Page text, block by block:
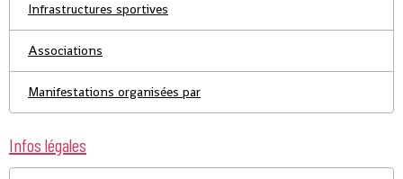
Infrastructures sportives
Associations
Manifestations organisées par
Infos légales